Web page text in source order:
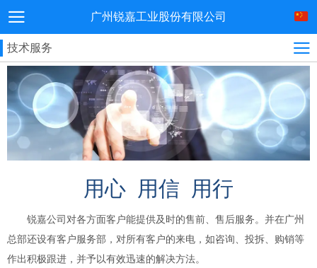
广州锐嘉工业股份有限公司
技术服务
用心 用信 用行
锐嘉公司对各方面客户能提供及时的售前、售后服务。并在广州
总部还设有客户服务部，对所有客户的来电，如咨询、投拆、购销等
作出积极跟进，并予以有效迅速的解决方法。